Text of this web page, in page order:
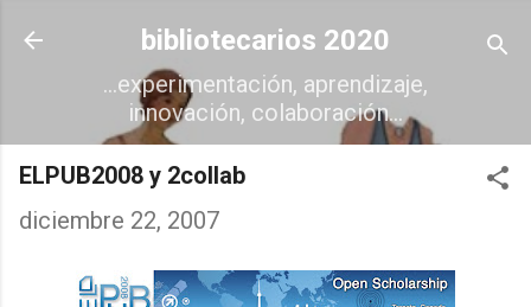
Ir al contenido principal
bibliotecarios 2020
...experimentación, aprendizaje,
innovación, colaboración...
ELPUB2008 y 2collab
diciembre 22, 2007